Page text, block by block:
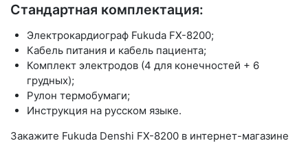
Стандартная комплектация:
Электрокардиограф Fukuda FX-8200;
Кабель питания и кабель пациента;
Комплект электродов (4 для конечностей + 6
грудных);
Рулон термобумаги;
Инструкция на русском языке.
Закажите Fukuda Denshi FX-8200 в интернет-магазине